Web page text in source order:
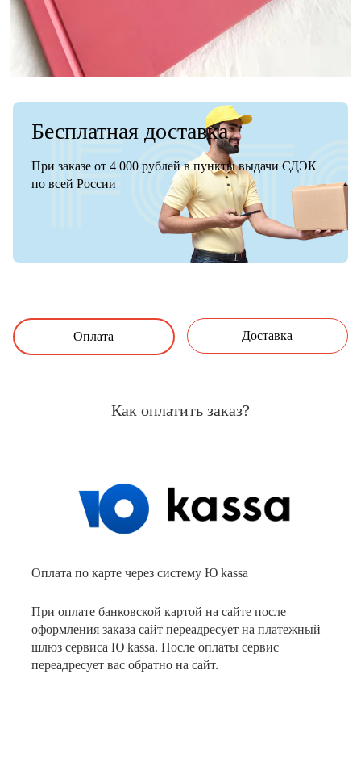
Бесплатная доставка
При заказе от 4 000 рублей в пункты выдачи СДЭК
по всей России
Оплата Доставка
Как оплатить заказ?
Оплата по карте через систему Ю kassa
При оплате банковской картой на сайте после
оформления заказа сайт переадресует на платежный
шлюз сервиса Ю kassa. После оплаты сервис
переадресует вас обратно на сайт.